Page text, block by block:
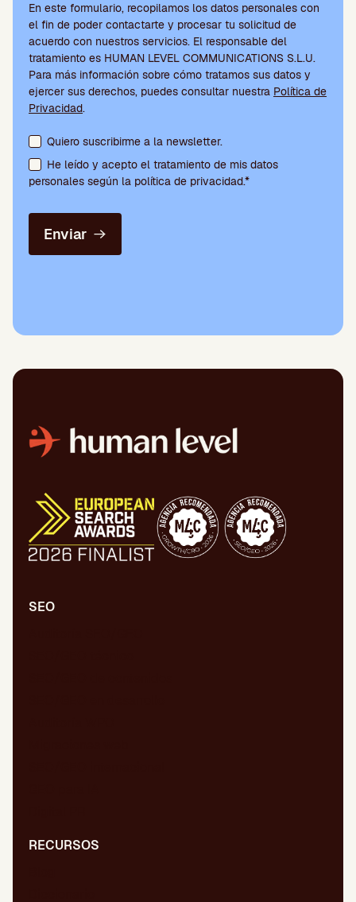
En este formulario, recopilamos los datos personales con
el fin de poder contactarte y procesar tu solicitud de
acuerdo con nuestros servicios. El responsable del
tratamiento es HUMAN LEVEL COMMUNICATIONS S.L.U.
Para más información sobre cómo tratamos sus datos y
ejercer sus derechos, puedes consultar nuestra Política de
Privacidad.
Aceptación de condiciones y suscripción a la newsletter
Quiero suscribirme a la newsletter.
He leído y acepto el tratamiento de mis datos
personales según la política de privacidad.*
Enviar
SEO
RECURSOS